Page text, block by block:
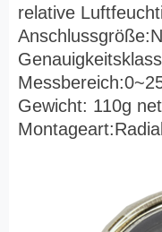
relative
Gewicht: 110g
Montageart:Radial